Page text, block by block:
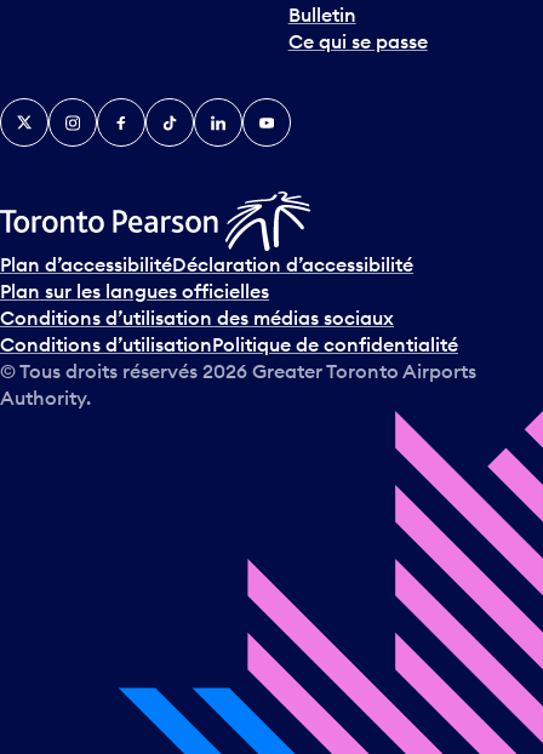
Bulletin
Ce qui se passe
TwitterInstagramFacebook
TikTokLinkedInYouTube
Plan d’accessibilitéDéclaration d’accessibilité
Plan sur les langues officielles
Conditions d’utilisation des médias sociaux
Conditions d’utilisationPolitique de confidentialité
© Tous droits réservés 2026 Greater Toronto Airports
Authority.